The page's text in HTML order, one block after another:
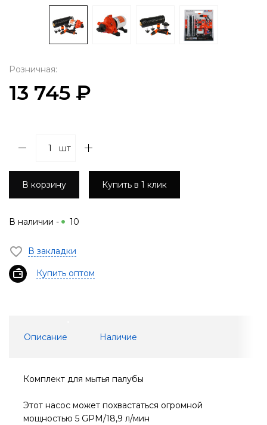
Розничная:
13 745 ₽
шт
В корзину Купить в 1 клик
В наличии - 10
В закладки
Купить оптом
Описание Наличие
Комплект для мытья палубы
Этот насос может похвастаться огромной
мощностью 5 GPM/18,9 л/мин